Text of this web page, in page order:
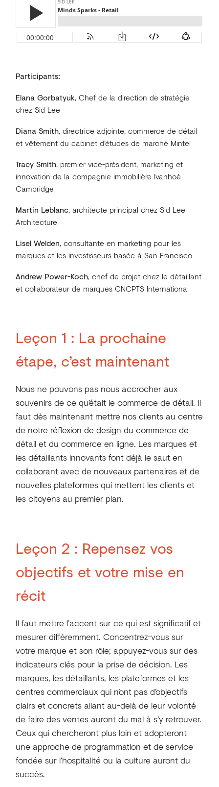
Participants:
Elana Gorbatyuk, Chef de la direction de stratégie
chez Sid Lee
Diana Smith, directrice adjointe, commerce de détail
et vêtement du cabinet d’études de marché Mintel
Tracy Smith, premier vice-président, marketing et
innovation de la compagnie immobilière Ivanhoé
Cambridge
Martin Leblanc, architecte principal chez Sid Lee
Architecture
Lisel Welden, consultante en marketing pour les
marques et les investisseurs basée à San Francisco
Andrew Power-Koch, chef de projet chez le détaillant
et collaborateur de marques CNCPTS International
Leçon 1 : La prochaine
étape, c’est maintenant
Nous ne pouvons pas nous accrocher aux
souvenirs de ce qu’était le commerce de détail. Il
faut dès maintenant mettre nos clients au centre
de notre réflexion de design du commerce de
détail et du commerce en ligne. Les marques et
les détaillants innovants font déjà le saut en
collaborant avec de nouveaux partenaires et de
nouvelles plateformes qui mettent les clients et
les citoyens au premier plan.
Leçon 2 : Repensez vos
objectifs et votre mise en
récit
Il faut mettre l’accent sur ce qui est significatif et
mesurer différemment. Concentrez-vous sur
votre marque et son rôle; appuyez-vous sur des
indicateurs clés pour la prise de décision. Les
marques, les détaillants, les plateformes et les
centres commerciaux qui n’ont pas d’objectifs
clairs et concrets allant au-delà de leur volonté
de faire des ventes auront du mal à s’y retrouver.
Ceux qui chercheront plus loin et adopteront
une approche de programmation et de service
fondée sur l’hospitalité ou la culture auront du
succès.